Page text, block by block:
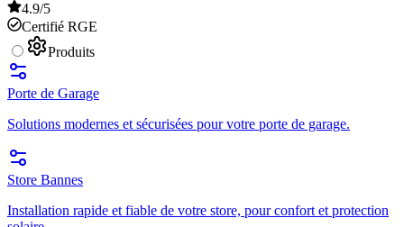
4.9/5
Certifié RGE
Produits
Porte de Garage
Solutions modernes et sécurisées pour votre porte de garage.
Store Bannes
Installation rapide et fiable de votre store, pour confort et protection